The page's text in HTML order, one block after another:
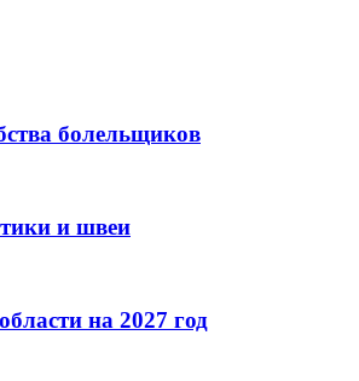
болельщиков
и швеи
на 2027 год